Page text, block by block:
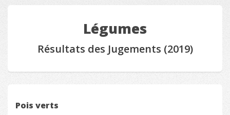
Légumes
Résultats des Jugements (2019)
Pois verts